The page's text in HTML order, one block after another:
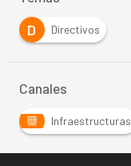
D
Directivos
Canales
Infraestructuras